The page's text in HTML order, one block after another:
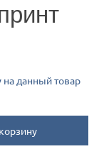
на данный товар